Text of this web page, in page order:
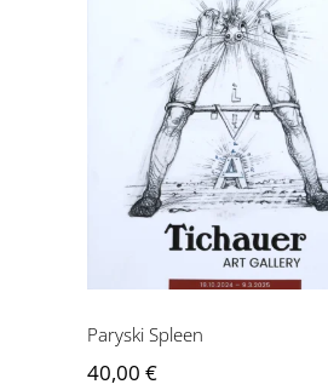
Paryski Spleen
Paryski Spleen
40,00 €